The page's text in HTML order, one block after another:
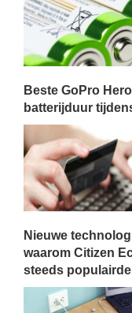
Beste GoPro
batterijduur
Nieuwe
waarom Citizen
steeds